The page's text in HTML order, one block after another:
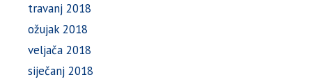
travanj 2018
ožujak 2018
veljača 2018
siječanj 2018